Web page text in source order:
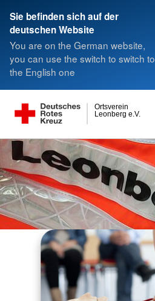
Sie befinden sich auf der
deutschen Website
You are on the German website,
you can use the switch to switch to
the English one
Leonberg e.V.
Ortsverein